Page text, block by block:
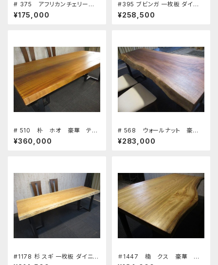
# 375 アフリカンチェリー
テーブル 板 ローテーブル
ダイニングテーブル カウンタ
¥175,000
#395 ブビンガ 一枚板 ダイニ
ングテーブル ワーキングデスク
座卓 長さ202㎝ 幅96～97㎝
¥258,500
# 510 朴 ホオ 豪華 テー
ブル 板 ローテーブル ダイ
ニングテーブル カウンター
¥360,000
# 568 ウォールナット 豪
華 テーブル 板 ローテーブ
ル ダイニングテーブル カウ
¥283,000
#1178 杉 スギ 一枚板 ダイニン
＃1447 楠 クス 豪華 テ